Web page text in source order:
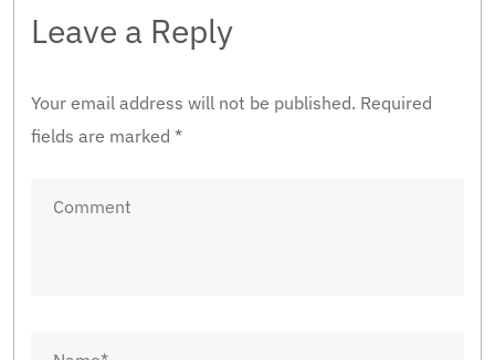
Leave a Reply
Your email address will not be published. Required
fields are marked *